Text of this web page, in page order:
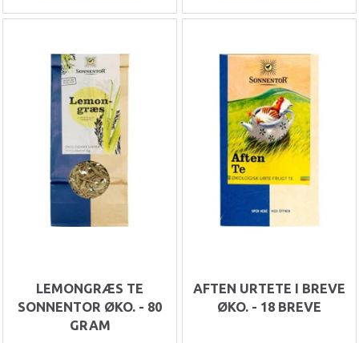
LEMONGRÆS TE
SONNENTOR ØKO. - 80
GRAM
AFTEN URTETE I BREVE
ØKO. - 18 BREVE